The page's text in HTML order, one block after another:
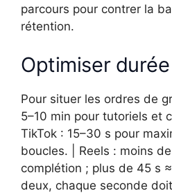
parcours pour contrer la
rétention.
Optimiser
Pour situer les ordres de
5–10 min pour tutoriels et
TikTok : 15–30 s pour
boucles. | Reels : moins
complétion ; plus de 45 s
deux, chaque seconde